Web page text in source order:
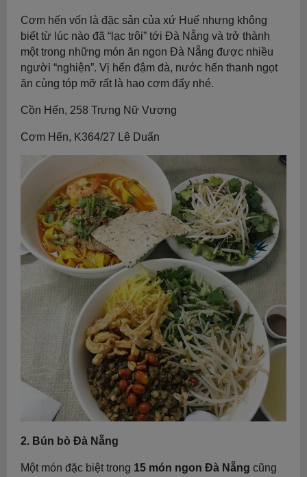
Cơm hến vốn là đặc sản của xứ Huế nhưng không
biết từ lúc nào đã “lạc trôi” tới Đà Nẵng và trở thành
một trong những món ăn ngon Đà Nẵng được nhiều
người “nghiện”. Vị hến đậm đà, nước hến thanh ngọt
ăn cùng tóp mỡ rất là hao cơm đấy nhé.
Cồn Hến, 258 Trưng Nữ Vương
Cơm Hến, K364/27 Lê Duẩn
2. Bún bò Đà Nẵng
Một món đặc biệt trong 15 món ngon Đà Nẵng cũng